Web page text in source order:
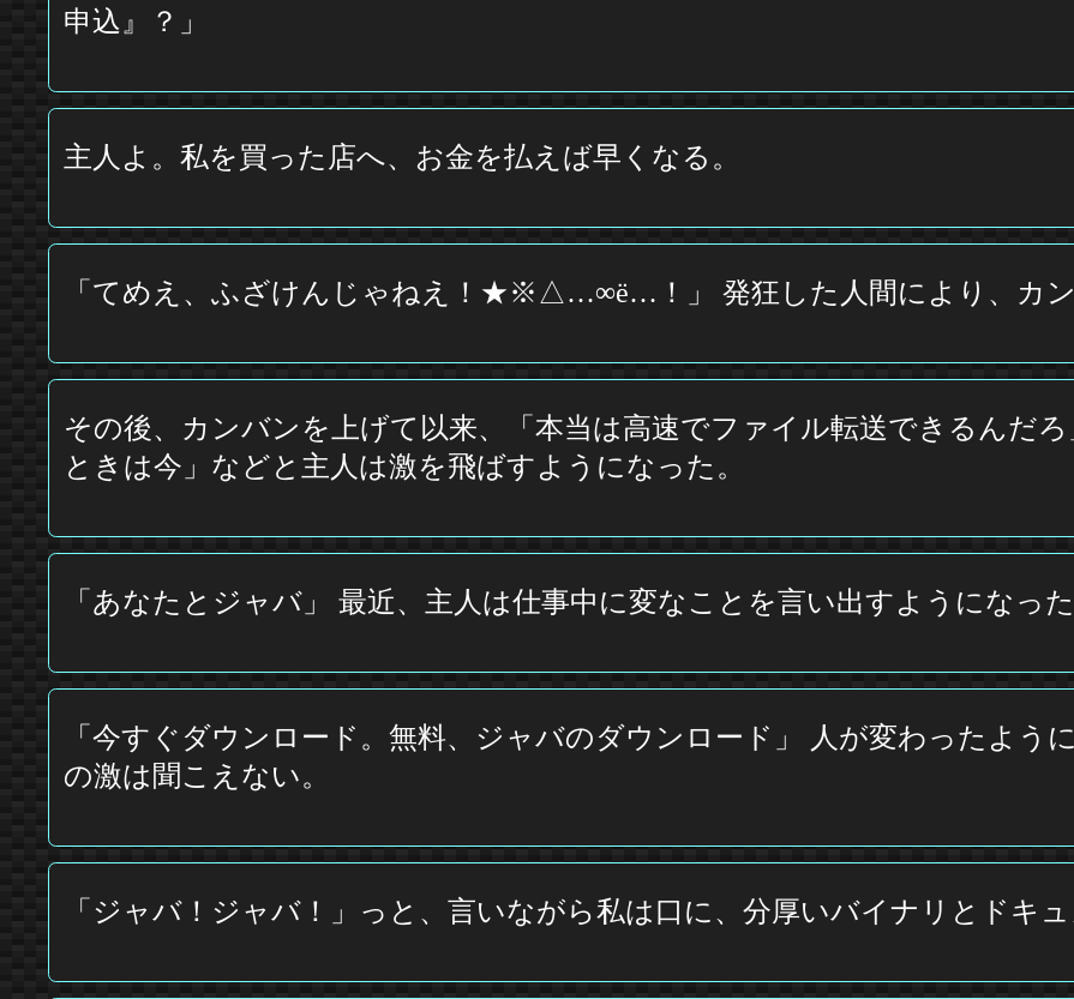
申込』？」
主人よ。私を買った店へ、お金を払えば早くなる。
「てめえ、ふざけんじゃねえ！★※△…∞ё…！」 発狂した人間により、カン
その後、カンバンを上げて以来、「本当は高速でファイル転送できるんだ
ときは今」などと主人は激を飛ばすようになった。
「あなたとジャバ」 最近、主人は仕事中に変なことを言い出すようになった
「今すぐダウンロード。無料、ジャバのダウンロード」 人が変わったよう
の激は聞こえない。
「ジャバ！ジャバ！」っと、言いながら私は口に、分厚いバイナリとドキ